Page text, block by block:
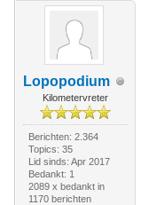
Lopopodium
Kilometervreter
Berichten: 2.364
Topics: 35
Lid sinds: Apr 2017
Bedankt: 1
2089 x bedankt in
1170 berichten